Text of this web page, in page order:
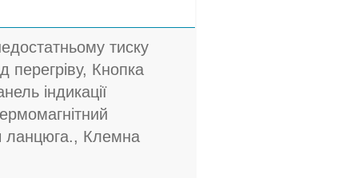
тиску
перегріву, Кнопка
індикації
ланцюга., Клемна